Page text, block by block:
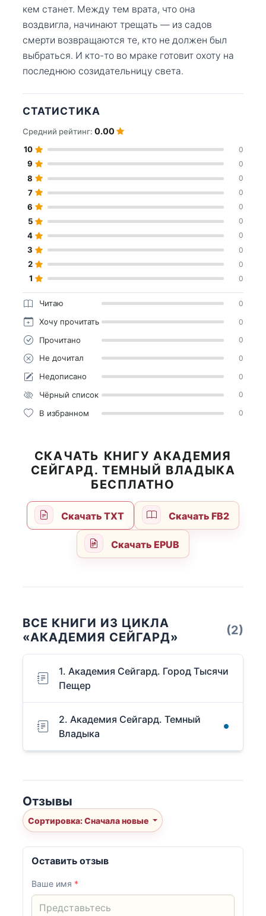
кем станет. Между тем врата, что она
воздвигла, начинают трещать — из садов
смерти возвращаются те, кто не должен был
выбраться. И кто-то во мраке готовит охоту на
последнюю созидательницу света.
СТАТИСТИКА
Средний рейтинг: 0.00
10 0
9 0
8 0
7 0
6 0
5 0
4 0
3 0
2 0
1 0
Читаю 0
Хочу прочитать 0
Прочитано 0
Не дочитал 0
Недописано 0
Чёрный список 0
В избранном 0
СКАЧАТЬ КНИГУ АКАДЕМИЯ
СЕЙГАРД. ТЕМНЫЙ ВЛАДЫКА
БЕСПЛАТНО
Скачать TXT Скачать FB2
Скачать EPUB
ВСЕ КНИГИ ИЗ ЦИКЛА
«АКАДЕМИЯ СЕЙГАРД»
(2)
1. Академия Сейгард. Город Тысячи
Пещер
2. Академия Сейгард. Темный
Владыка
Отзывы
Сортировка: Сначала новые
Оставить отзыв
Ваше имя *